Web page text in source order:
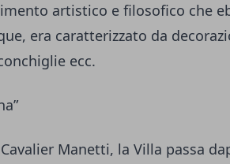
artistico e filosofico che
era caratterizzato da
ecc.
Manetti, la Villa passa